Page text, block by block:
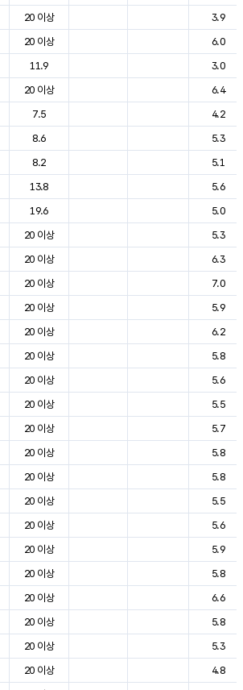
20 이상
3.9
20 이상
6.0
11.9
3.0
20 이상
6.4
7.5
4.2
8.6
5.3
8.2
5.1
13.8
5.6
19.6
5.0
20 이상
5.3
20 이상
6.3
20 이상
7.0
20 이상
5.9
20 이상
6.2
20 이상
5.8
20 이상
5.6
20 이상
5.5
20 이상
5.7
20 이상
5.8
20 이상
5.8
20 이상
5.5
20 이상
5.6
20 이상
5.9
20 이상
5.8
20 이상
6.6
20 이상
5.8
20 이상
5.3
20 이상
4.8